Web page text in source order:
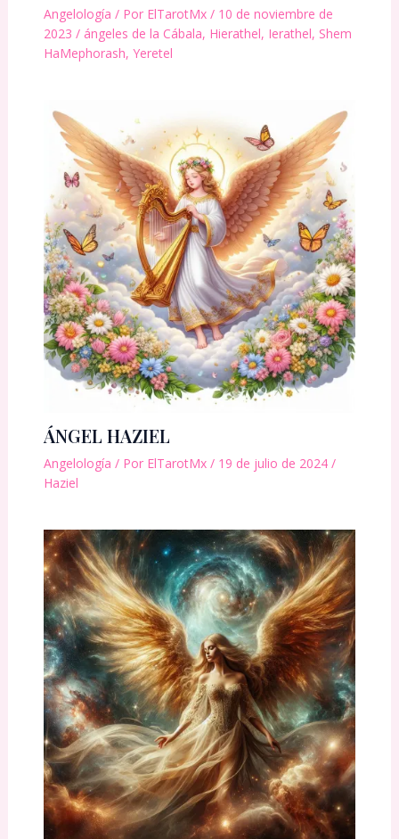
Angelología / Por ElTarotMx / 10 de noviembre de
2023 / ángeles de la Cábala, Hierathel, Ierathel, Shem
HaMephorash, Yeretel
ÁNGEL HAZIEL
Angelología / Por ElTarotMx / 19 de julio de 2024 /
Haziel